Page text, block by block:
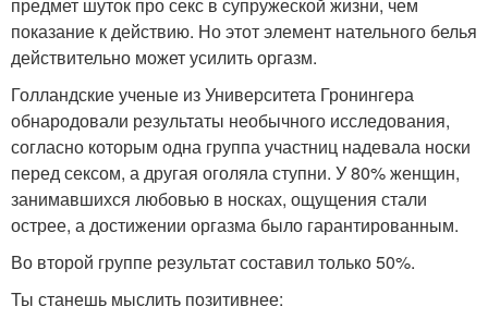
предмет шуток про секс в супружеской жизни, чем
показание к действию. Но этот элемент нательного белья
действительно может усилить оргазм.
Голландские ученые из Университета Гронингера
обнародовали результаты необычного исследования,
согласно которым одна группа участниц надевала носки
перед сексом, а другая оголяла ступни. У 80% женщин,
занимавшихся любовью в носках, ощущения стали
острее, а достижении оргазма было гарантированным.
Во второй группе результат составил только 50%.
Ты станешь мыслить позитивнее: